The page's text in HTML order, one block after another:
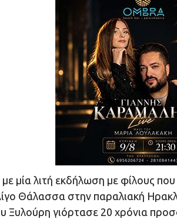
μία λιτή εκδήλωση με φίλους που
Θάλασσα στην παραλιακή
Ξυλούρη γιόρτασε 20 χρόνια